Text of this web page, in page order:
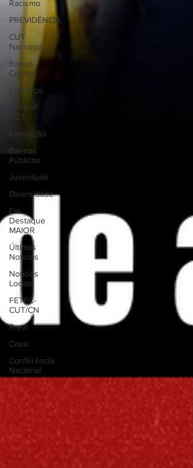
Racismo
PREVIDÊNCIA
CUT
Nacional
Banco
Central
Emprego
Contraf-
CUT
Formação
Bancos
Públicos
Juventude
Diversidade
Em
Destaque
MAIOR
Últimas
Notícias
Notícias
Locais
FETEC-
CUT/CN
Previ
Cassi
Conferência
Nacional